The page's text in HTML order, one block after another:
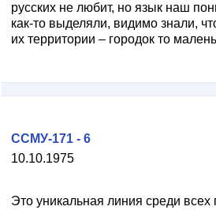
русских не любит, но язык наш
как-то выделяли, видимо знали,
их территории – городок то
10.10.1975
ССМУ-171 - 6
Это уникальная линия среди всех